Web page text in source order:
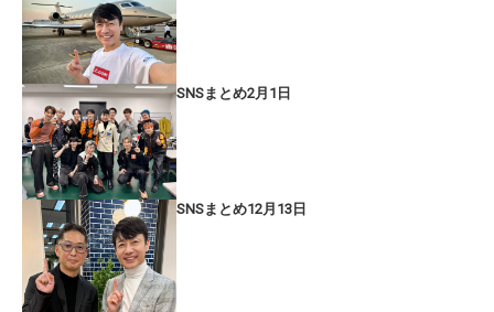
SNSまとめ2月1日
SNSまとめ12月13日